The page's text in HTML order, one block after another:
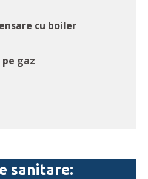
cu boiler
gaz
sanitare: